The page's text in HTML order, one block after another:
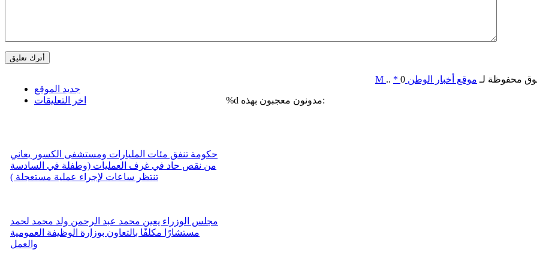
جديد الموقع
اخر التعليقات
حكومة تنفق مئات المليارات ومستشفى الكسور يعاني
من نقص حاد في غرف العمليات (وطفلة في السادسة
تنتظر ساعات لإجراء عملية مستعجلة )
مجلس الوزراء يعين محمد عبد الرحمن ولد محمد لحمد
مستشارًا مكلفًا بالتعاون بوزارة الوظيفة العمومية
والعمل
M .. * محفوظة لـ موقع أخبار الوطن 0
%d مدونون معجبون بهذه: